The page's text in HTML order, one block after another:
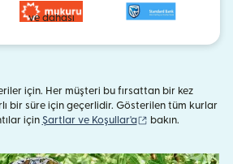
ve dahası
için. Her müşteri bu fırsattan bir kez
bir süre için geçerlidir. Gösterilen tüm kurlar
için Şartlar ve Koşullar'a (yeni pencerede
bakın.